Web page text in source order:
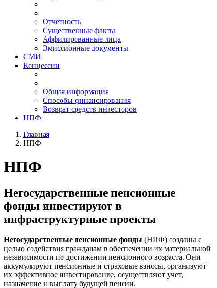
Отчетность
Существенные факты
Аффилированные лица
Эмиссионные документы
СМИ
Концессии
Общая информация
Способы финансирования
Возврат средств инвесторов
НПФ
Главная
НПФ
НПФ
Негосударственные пенсионные
фонды инвестируют в
инфраструктурные проекты
Негосударственные пенсионные фонды (НПФ) созданы с
целью содействия гражданам в обеспечении их материальной
независимости по достижении пенсионного возраста. Они
аккумулируют пенсионные и страховые взносы, организуют
их эффективное инвестирование, осуществляют учет,
назначение и выплату будущей пенсии.